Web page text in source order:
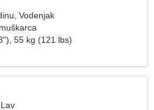
Vodenjak
55 kg (121 lbs)